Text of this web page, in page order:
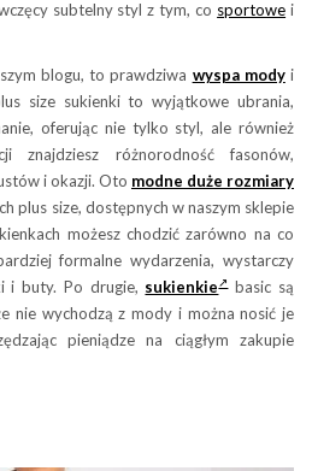
subtelny styl z tym, co sportowe i
blogu, to prawdziwa wyspa modyi
size sukienki to wyjątkowe ubrania,
oferując nie tylko styl, ale również
znajdziesz różnorodność fasonów,
i okazji. Oto modne duże rozmiary
plus size, dostępnych w naszym sklepie
możesz chodzić zarówno na co
formalne wydarzenia, wystarczy
i buty. Po drugie, sukienkie basic są
nie wychodzą z mody i można nosić je
pieniądze na ciągłym zakupie